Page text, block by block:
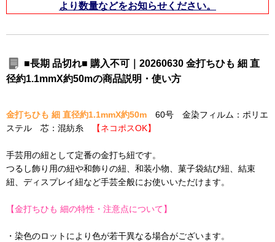
より数量などをお知らせください。
■長期 品切れ■ 購入不可｜20260630 金打ちひも 細 直
径約1.1mmX約50mの商品説明・使い方
金打ちひも 細 直径約1.1mmX約50m 60号 金染フィルム：ポリエ
ステル 芯：混紡糸
【ネコポスOK】
手芸用の紐として定番の金打ち紐です。
つるし飾り用の紐や和飾りの紐、和装小物、菓子袋結び紐、結束
紐、ディスプレイ紐など手芸全般にお使いいただけます。
【金打ちひも 細の特性・注意点について】
・染色のロットにより色が若干異なる場合がございます。